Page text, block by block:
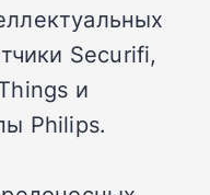
Securifi,
и
Philips.